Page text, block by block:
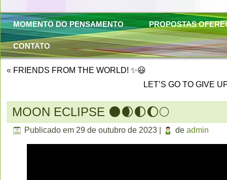
MOMENTO DO PENSAMENTO PROPOSTAS
CONTATO
« FRIENDS FROM THE WORLD! ✨😃
LET’S GO TO GIVE
MOON ECLIPSE 🌑🌒🌓🌔🌕
Publicado em 29 de outubro de 2023 de admin